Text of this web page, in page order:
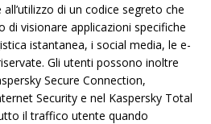
di un codice segreto che
di visionare applicazioni specifiche
istantanea, i social media, le e-
Gli utenti possono inoltre
Secure Connection,
Security e nel Kaspersky Total
il traffico utente quando